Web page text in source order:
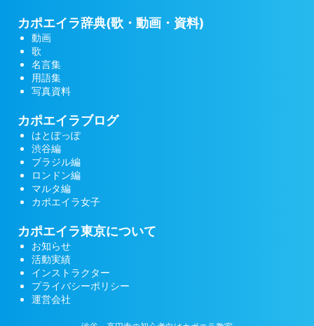
カポエイラ辞典(歌・動画・資料)
動画
歌
名言集
用語集
写真資料
カポエイラブログ
はとぽっぽ
渋谷編
ブラジル編
ロンドン編
マルタ編
カポエイラ女子
カポエイラ東京について
お知らせ
活動実績
インストラクター
プライバシーポリシー
運営会社